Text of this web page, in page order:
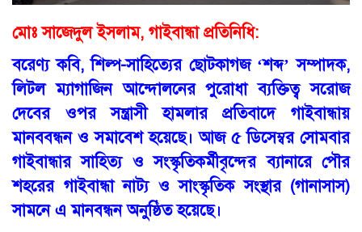
মোঃ সাজেদুল ইসলাম, গাইবান্ধা প্রতিনিধি:
বরেণ্য কবি, শিল্প-সাহিত্যের ছোটকাগজ ‘শব্দ’ সম্পাদক,
লিটল ম্যাগাজিন আন্দোলনের পুরোধা ব্যক্তিত্ব সরোজ
দেবের ওপর সন্ত্রাসী হামলার প্রতিবাদে গাইবান্ধায়
মানববন্ধন ও সমাবেশ হয়েছে। আজ ৫ ডিসেম্বর সোমবার
গাইবান্ধার সাহিত্য ও সংস্কৃতিকর্মীবৃন্দের ব্যানারে পৌর
শহরের গাইবান্ধা নাট্য ও সাংস্কৃতিক সংস্থার (গানাসাস)
সামনে এ মানবন্ধন অনুষ্ঠিত হয়েছে।